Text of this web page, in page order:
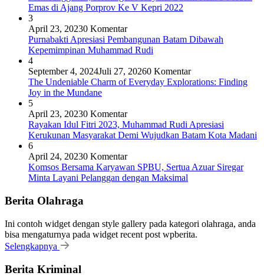
Emas di Ajang Porprov Ke V Kepri 2022
3
April 23, 20230 Komentar
Purnabakti Apresiasi Pembangunan Batam Dibawah
Kepemimpinan Muhammad Rudi
4
September 4, 2024Juli 27, 20260 Komentar
The Undeniable Charm of Everyday Explorations: Finding
Joy in the Mundane
5
April 23, 20230 Komentar
Rayakan Idul Fitri 2023, Muhammad Rudi Apresiasi
Kerukunan Masyarakat Demi Wujudkan Batam Kota Madani
6
April 24, 20230 Komentar
Komsos Bersama Karyawan SPBU, Sertua Azuar Siregar
Minta Layani Pelanggan dengan Maksimal
Berita Olahraga
Ini contoh widget dengan style gallery pada kategori olahraga, anda
bisa mengaturnya pada widget recent post wpberita.
Selengkapnya
Berita Kriminal